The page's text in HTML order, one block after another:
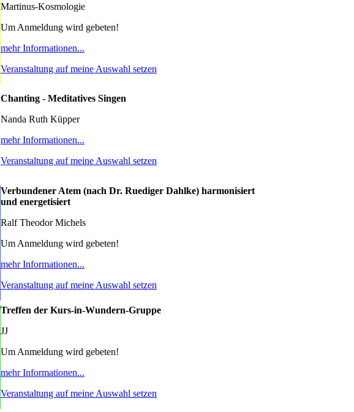
Martinus-Kosmologie
Um Anmeldung wird gebeten!
mehr Informationen...
Veranstaltung auf meine Auswahl setzen
Chanting - Meditatives Singen
Nanda Ruth Küpper
mehr Informationen...
Veranstaltung auf meine Auswahl setzen
Verbundener Atem (nach Dr. Ruediger Dahlke) harmonisiert
und energetisiert
Ralf Theodor Michels
Um Anmeldung wird gebeten!
mehr Informationen...
Veranstaltung auf meine Auswahl setzen
Treffen der Kurs-in-Wundern-Gruppe
JJ
Um Anmeldung wird gebeten!
mehr Informationen...
Veranstaltung auf meine Auswahl setzen